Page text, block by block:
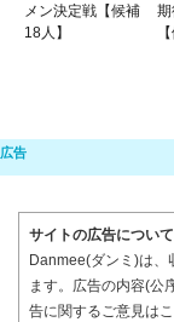
メン決定戦【候補
18人】
期
サイトの広告について
Danmee(ダンミ)は、
ます。広告の内容(公
告に関するご意見は